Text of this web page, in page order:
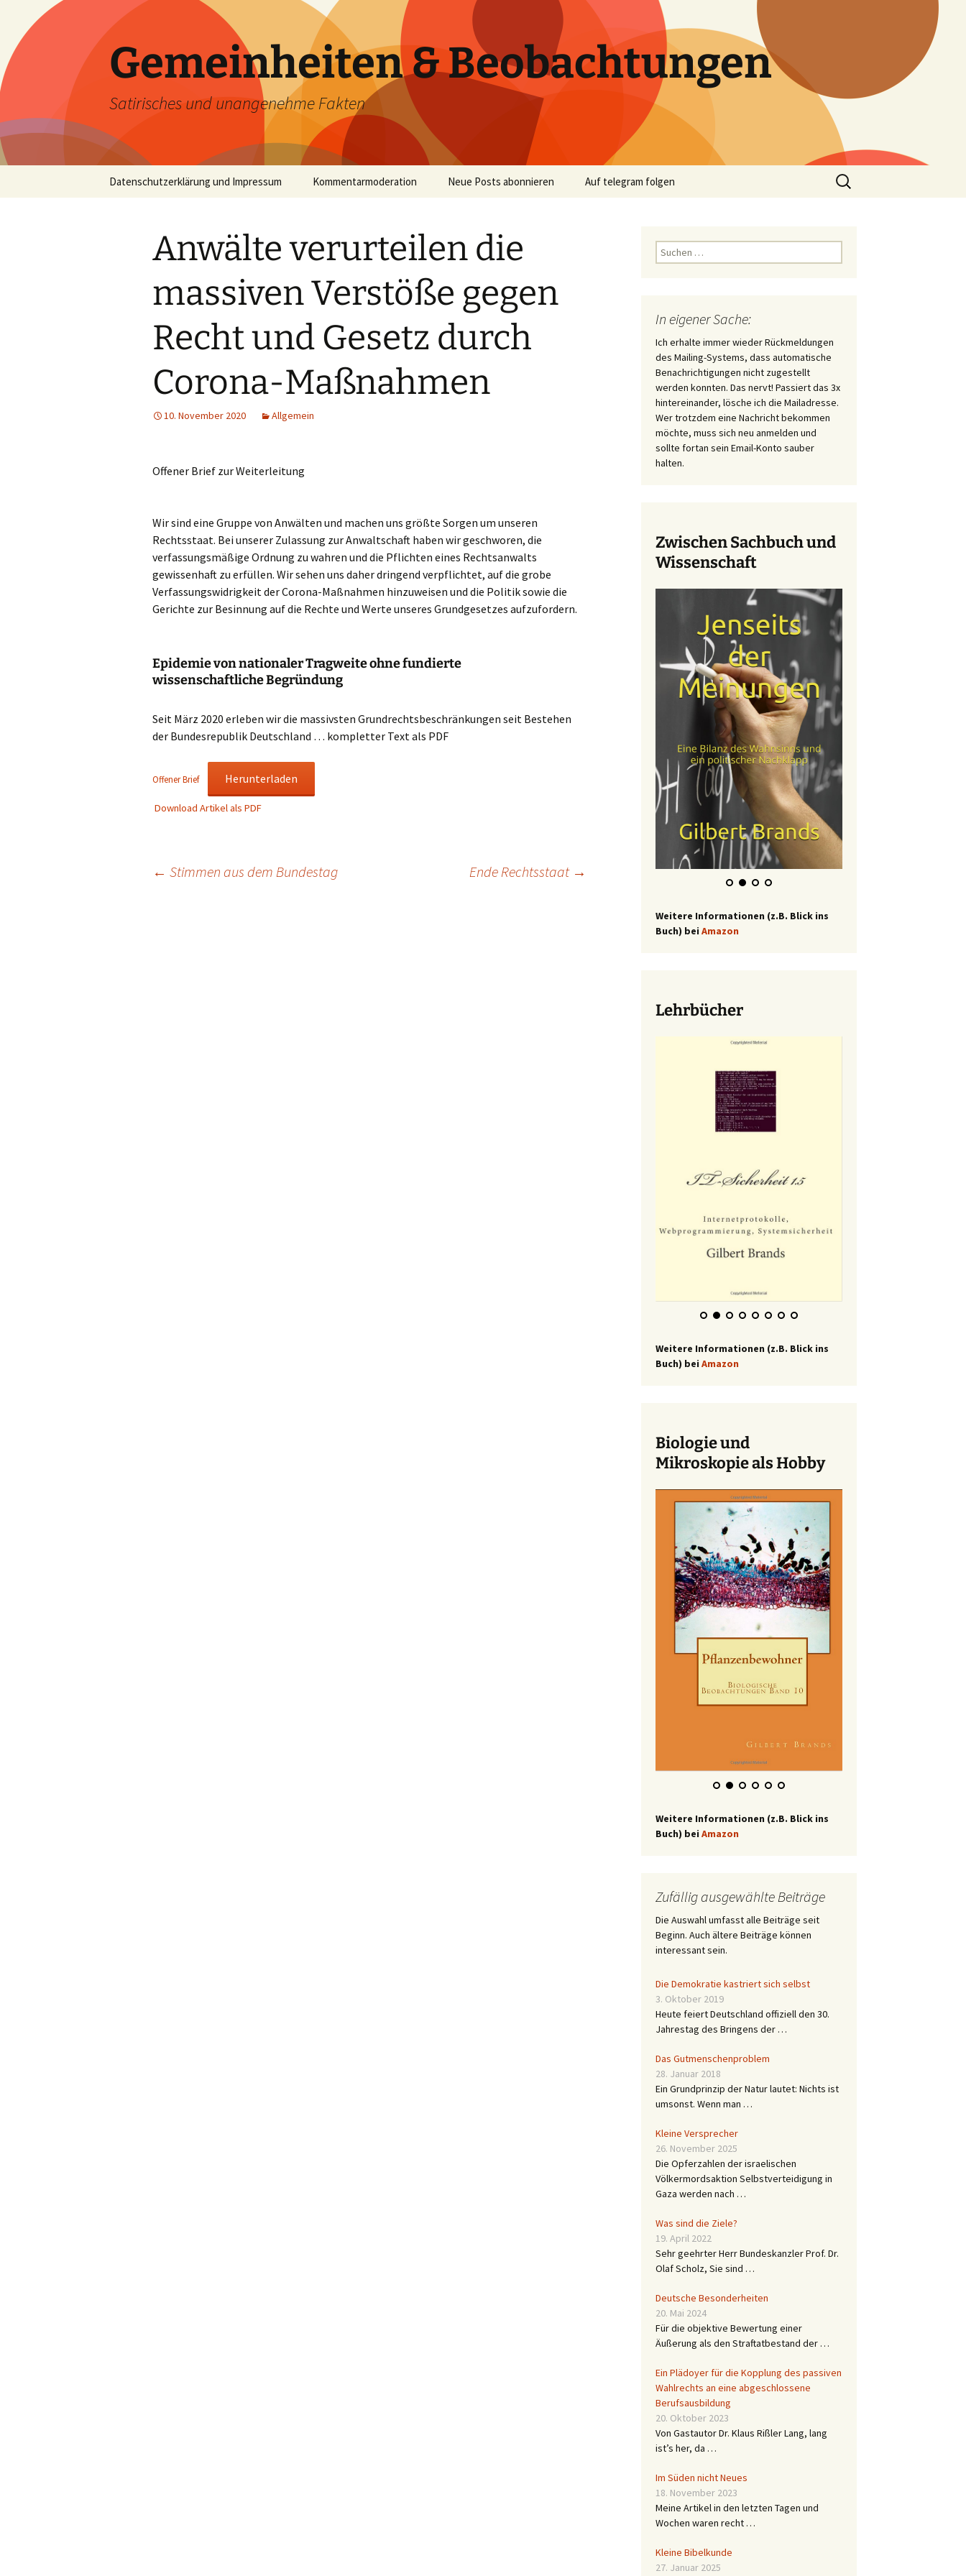
Inhalt
springen
Gemeinheiten & Beobachtungen
Satirisches und unangenehme Fakten
Datenschutzerklärung und Impressum Kommentarmoderation Neue Posts abonnieren Auf telegram folgen
Suchen
nach:
Anwälte verurteilen die
massiven Verstöße gegen
Recht und Gesetz durch
Corona-Maßnahmen
10. November 2020 Allgemein
Offener Brief zur Weiterleitung
Wir sind eine Gruppe von Anwälten und machen uns größte Sorgen um unseren
Rechtsstaat. Bei unserer Zulassung zur Anwaltschaft haben wir geschworen, die
verfassungsmäßige Ordnung zu wahren und die Pflichten eines Rechtsanwalts
gewissenhaft zu erfüllen. Wir sehen uns daher dringend verpflichtet, auf die grobe
Verfassungswidrigkeit der Corona-Maßnahmen hinzuweisen und die Politik sowie die
Gerichte zur Besinnung auf die Rechte und Werte unseres Grundgesetzes aufzufordern.
Epidemie von nationaler Tragweite ohne fundierte
wissenschaftliche Begründung
Seit März 2020 erleben wir die massivsten Grundrechtsbeschränkungen seit Bestehen
der Bundesrepublik Deutschland … kompletter Text als PDF
Offener Brief Herunterladen
Download Artikel als PDF
Beitragsnavigation
← Stimmen aus dem Bundestag Ende Rechtsstaat →
Suchen
nach:
In eigener Sache:
Ich erhalte immer wieder Rückmeldungen
des Mailing-Systems, dass automatische
Benachrichtigungen nicht zugestellt
werden konnten. Das nervt! Passiert das 3x
hintereinander, lösche ich die Mailadresse.
Wer trotzdem eine Nachricht bekommen
möchte, muss sich neu anmelden und
sollte fortan sein Email-Konto sauber
halten.
Zwischen Sachbuch und
Wissenschaft
Weitere Informationen (z.B. Blick ins
Buch) bei Amazon
Lehrbücher
Weitere Informationen (z.B. Blick ins
Buch) bei Amazon
Biologie und
Mikroskopie als Hobby
Weitere Informationen (z.B. Blick ins
Buch) bei Amazon
Zufällig ausgewählte Beiträge
Die Auswahl umfasst alle Beiträge seit
Beginn. Auch ältere Beiträge können
interessant sein.
Die Demokratie kastriert sich selbst
3. Oktober 2019
Heute feiert Deutschland offiziell den 30.
Jahrestag des Bringens der …
Das Gutmenschenproblem
28. Januar 2018
Ein Grundprinzip der Natur lautet: Nichts ist
umsonst. Wenn man …
Kleine Versprecher
26. November 2025
Die Opferzahlen der israelischen
Völkermordsaktion Selbstverteidigung in
Gaza werden nach …
Was sind die Ziele?
19. April 2022
Sehr geehrter Herr Bundeskanzler Prof. Dr.
Olaf Scholz, Sie sind …
Deutsche Besonderheiten
20. Mai 2024
Für die objektive Bewertung einer
Äußerung als den Straftatbestand der …
Ein Plädoyer für die Kopplung des passiven
Wahlrechts an eine abgeschlossene
Berufsausbildung
20. Oktober 2023
Von Gastautor Dr. Klaus Rißler Lang, lang
ist’s her, da …
Im Süden nicht Neues
18. November 2023
Meine Artikel in den letzten Tagen und
Wochen waren recht …
Kleine Bibelkunde
27. Januar 2025